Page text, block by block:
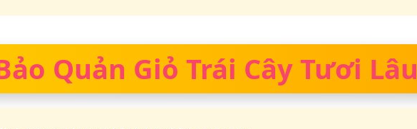
Quản Giỏ Trái Cây Tươi Lâu